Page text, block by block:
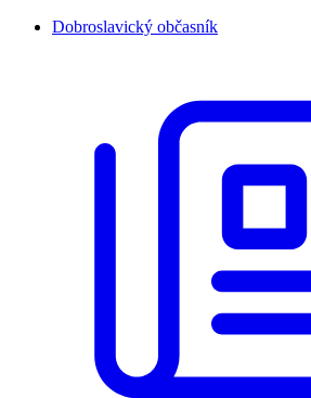
Dobroslavický občasník